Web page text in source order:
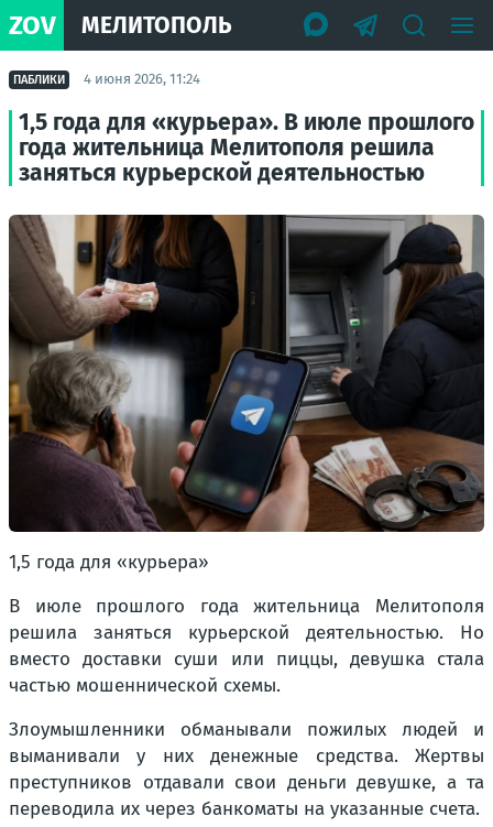
ZOV МЕЛИТОПОЛЬ
ПАБЛИКИ 4 июня 2026, 11:24
1,5 года для «курьера». В июле прошлого
года жительница Мелитополя решила
заняться курьерской деятельностью
1,5 года для «курьера»
В июле прошлого года жительница Мелитополя
решила заняться курьерской деятельностью. Но
вместо доставки суши или пиццы, девушка стала
частью мошеннической схемы.
Злоумышленники обманывали пожилых людей и
выманивали у них денежные средства. Жертвы
преступников отдавали свои деньги девушке, а та
переводила их через банкоматы на указанные счета.